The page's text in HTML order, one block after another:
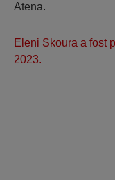
Atena.
Eleni Skoura a fost
2023.